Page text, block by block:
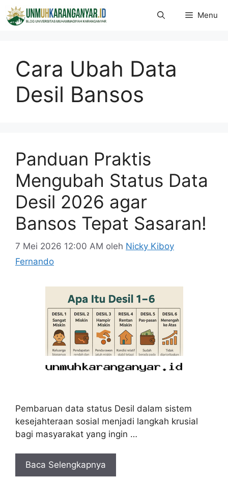
Langsung
ke
Menu
Cara Ubah Data
Desil Bansos
Panduan Praktis
Mengubah Status Data
Desil 2026 agar
Bansos Tepat Sasaran!
7 Mei 2026 12:00 AM oleh Nicky Kiboy
Fernando
Pembaruan data status Desil dalam sistem
kesejahteraan sosial menjadi langkah krusial
bagi masyarakat yang ingin …
Baca Selengkapnya